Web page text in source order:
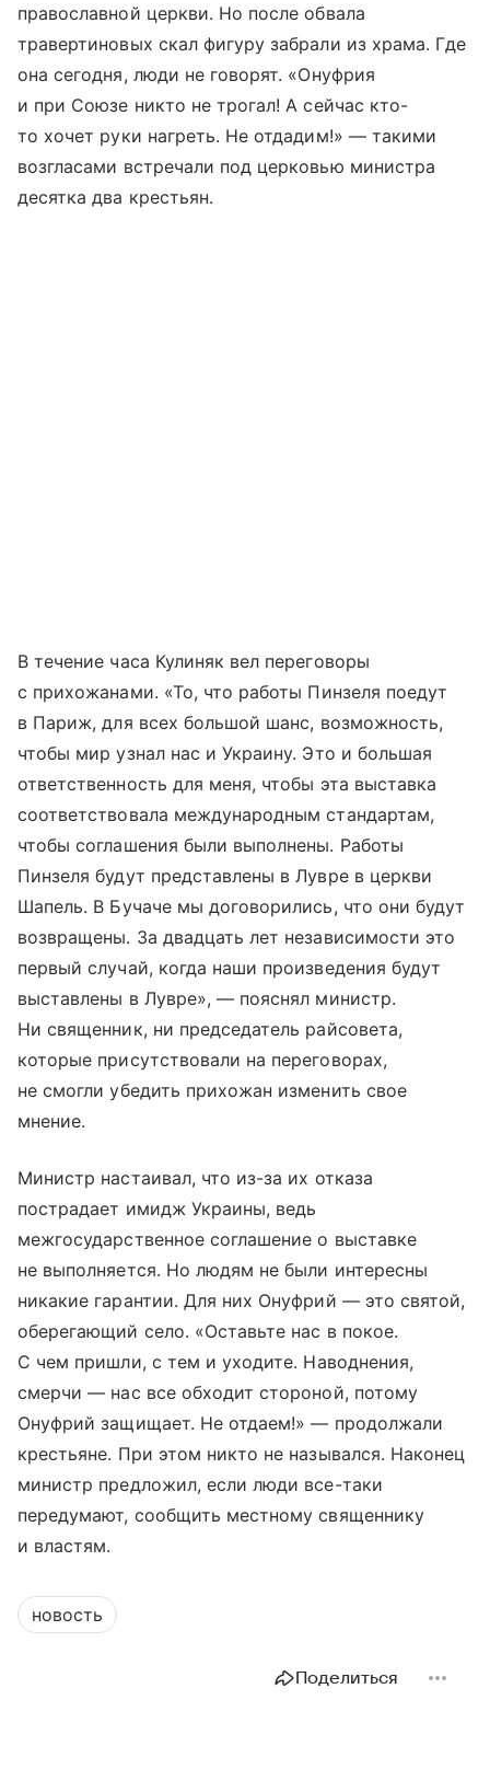
православной церкви. Но после обвала
травертиновых скал фигуру забрали из храма. Где
она сегодня, люди не говорят. «Онуфрия
и при Союзе никто не трогал! А сейчас кто-
то хочет руки нагреть. Не отдадим!» — такими
возгласами встречали под церковью министра
десятка два крестьян.
В течение часа Кулиняк вел переговоры
с прихожанами. «То, что работы Пинзеля поедут
в Париж, для всех большой шанс, возможность,
чтобы мир узнал нас и Украину. Это и большая
ответственность для меня, чтобы эта выставка
соответствовала международным стандартам,
чтобы соглашения были выполнены. Работы
Пинзеля будут представлены в Лувре в церкви
Шапель. В Бучаче мы договорились, что они будут
возвращены. За двадцать лет независимости это
первый случай, когда наши произведения будут
выставлены в Лувре», — пояснял министр.
Ни священник, ни председатель райсовета,
которые присутствовали на переговорах,
не смогли убедить прихожан изменить свое
мнение.
Министр настаивал, что из-за их отказа
пострадает имидж Украины, ведь
межгосударственное соглашение о выставке
не выполняется. Но людям не были интересны
никакие гарантии. Для них Онуфрий — это святой,
оберегающий село. «Оставьте нас в покое.
С чем пришли, с тем и уходите. Наводнения,
смерчи — нас все обходит стороной, потому
Онуфрий защищает. Не отдаем!» — продолжали
крестьяне. При этом никто не назывался. Наконец
министр предложил, если люди все-таки
передумают, сообщить местному священнику
и властям.
новость
Поделиться